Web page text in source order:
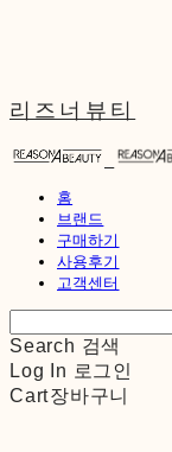
리즈너뷰티
홈
브랜드
구매하기
사용후기
고객센터
Search 검색
Log In 로그인
Cart장바구니